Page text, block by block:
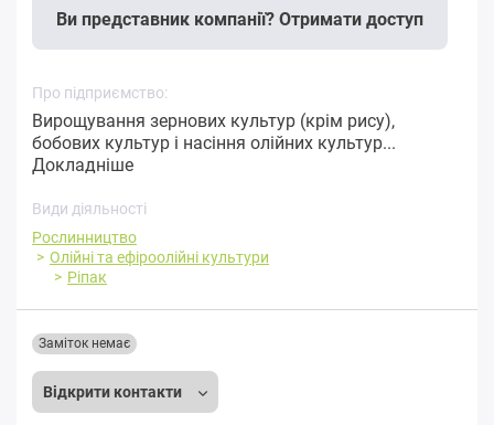
Ви представник компанії? Отримати доступ
Про підприємство:
Вирощування зернових культур (крім рису),
бобових культур і насіння олійних культур...
Докладніше
Види діяльності
Рослинництво
Олійні та ефіроолійні культури
Ріпак
Відкрити контакти
Заміток немає